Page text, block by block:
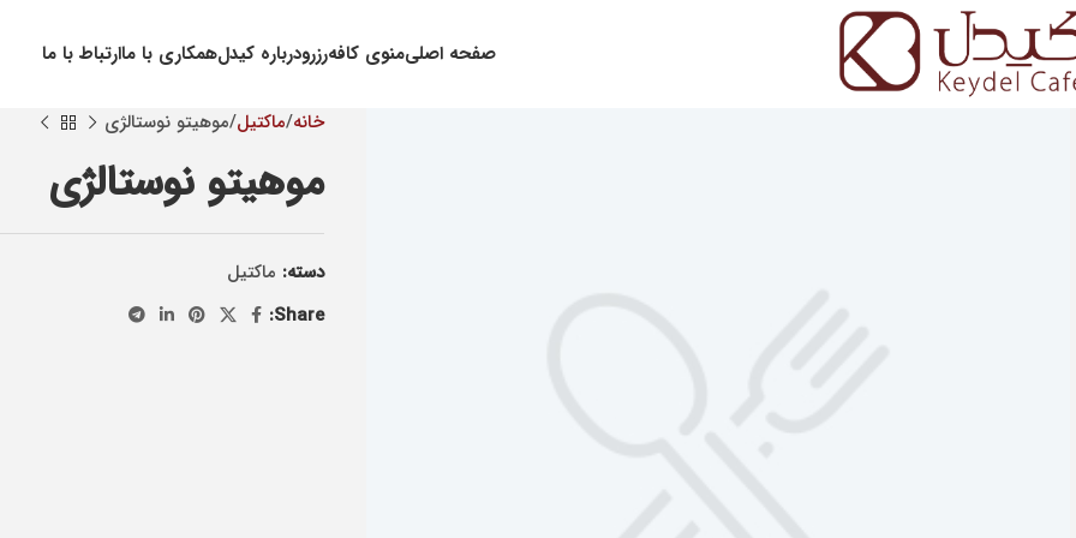
صفحه اصلیمنوی کافهرزرودرباره کیدلهمکاری با ماارتباط با ما
خانه ماکتيل موهیتو نوستالژی
موهیتو نوستالژی
دسته: ماکتيل
Share: